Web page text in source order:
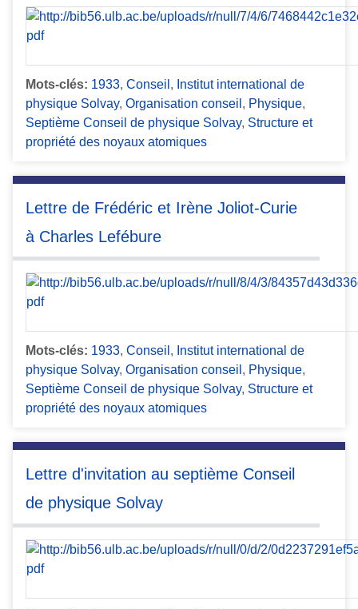
Mots-clés: 1933, Conseil , Institut international de
physique Solvay, Organisation conseil , Physique,
Septième Conseil de physique Solvay, Structure et
propriété des noyaux atomiques
Lettre de Frédéric et Irène Joliot-Curie
à Charles Lefébure
Mots-clés: 1933, Conseil , Institut international de
physique Solvay, Organisation conseil , Physique,
Septième Conseil de physique Solvay, Structure et
propriété des noyaux atomiques
Lettre d'invitation au septième Conseil
de physique Solvay